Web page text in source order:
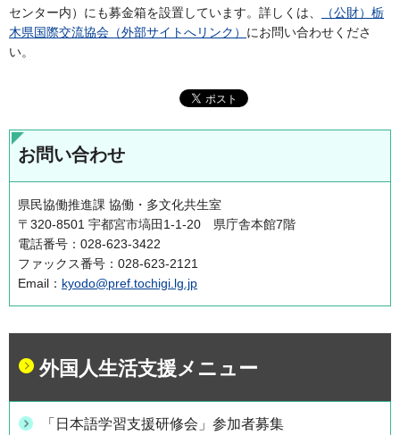
センター内）にも募金箱を設置しています。詳しくは、
（公財）栃
木県国際交流協会（外部サイトへリンク） にお問い合わせくださ
い。
お問い合わせ
県民協働推進課 協働・多文化共生室
〒320-8501 宇都宮市塙田1-1-20 県庁舎本館7階
電話番号：028-623-3422
ファックス番号：028-623-2121
Email： kyodo@pref.tochigi.lg.jp
外国人生活支援メニュー
「日本語学習支援研修会」参加者募集